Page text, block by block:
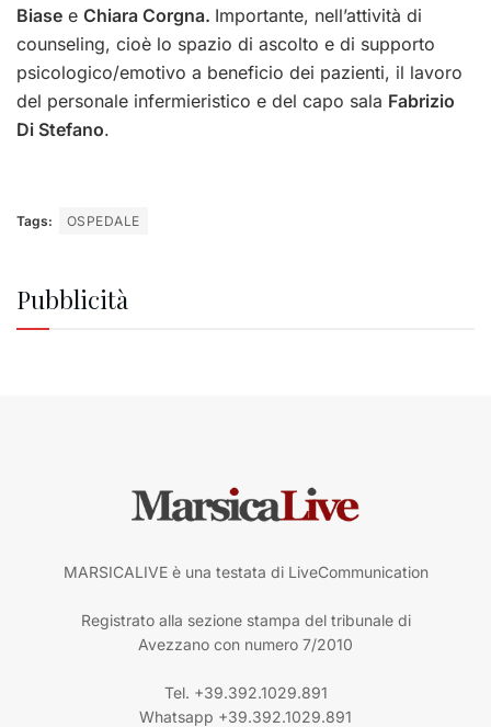
Biase e Chiara Corgna. Importante, nell’attività di
counseling, cioè lo spazio di ascolto e di supporto
psicologico/emotivo a beneficio dei pazienti, il lavoro
del personale infermieristico e del capo sala Fabrizio
Di Stefano.
Tags: OSPEDALE
Pubblicità
MARSICALIVE è una testata di LiveCommunication
Registrato alla sezione stampa del tribunale di
Avezzano con numero 7/2010
Tel. +39.392.1029.891
Whatsapp +39.392.1029.891